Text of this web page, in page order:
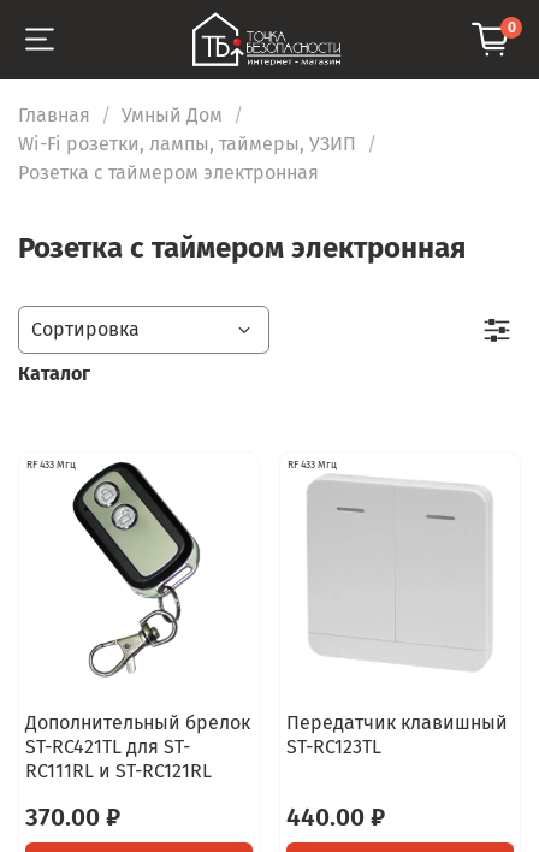
0
Главная
Умный Дом
Wi-Fi розетки, лампы, таймеры, УЗИП
Розетка с таймером электронная
Розетка с таймером электронная
RF 433 Мгц
Дополнительный брелок
ST-RC421TL для ST-
RC111RL и ST-RC121RL
370.00 ₽
RF 433 Мгц
Передатчик клавишный
ST-RC123TL
440.00 ₽
Каталог